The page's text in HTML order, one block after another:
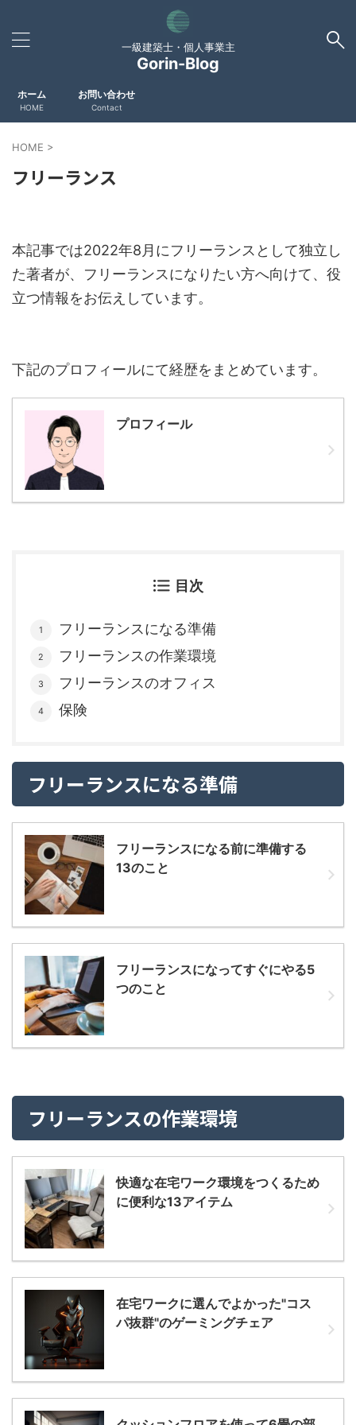
一級建築士・個人事業主
Gorin-Blog
ホーム
HOME
お問い合わせ
Contact
HOME >
フリーランス
本記事では2022年8月にフリーランスとして独立し
た著者が、フリーランスになりたい方へ向けて、役
立つ情報をお伝えしています。
下記のプロフィールにて経歴をまとめています。
プロフィール
目次
フリーランスになる準備
フリーランスの作業環境
フリーランスのオフィス
保険
フリーランスになる準備
フリーランスになる前に準備する
13のこと
フリーランスになってすぐにやる5
つのこと
フリーランスの作業環境
快適な在宅ワーク環境をつくるため
に便利な13アイテム
在宅ワークに選んでよかった"コス
パ抜群"のゲーミングチェア